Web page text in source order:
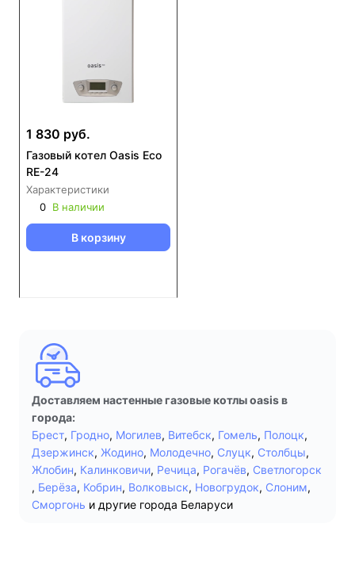
1 830 руб.
Газовый котел Oasis Eco
RE-24
Характеристики
0 В наличии
В корзину
Доставляем настенные газовые котлы oasis в
города:
Брест, Гродно, Могилев, Витебск, Гомель, Полоцк,
Дзержинск, Жодино, Молодечно, Слуцк, Столбцы,
Жлобин, Калинковичи, Речица, Рогачёв, Светлогорск
, Берёза, Кобрин, Волковыск, Новогрудок, Слоним,
Сморгонь и другие города Беларуси